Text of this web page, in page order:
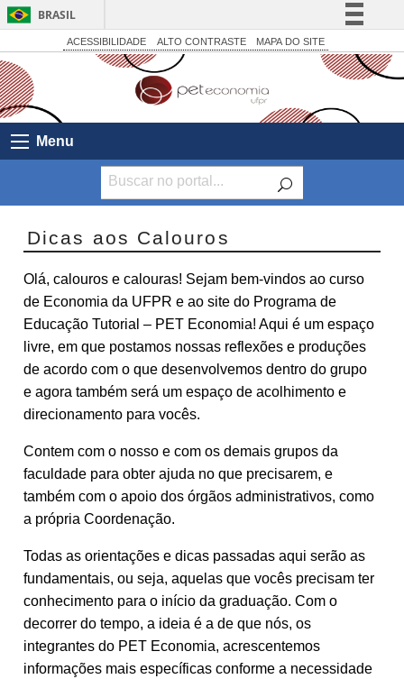
BRASIL
Simplifique!
Participe
Acesso à informação
Canais
ACESSIBILIDADE ALTO CONTRASTE MAPA DO SITE
Menu
Dicas aos Calouros
Olá, calouros e calouras! Sejam bem-vindos ao curso
de Economia da UFPR e ao site do Programa de
Educação Tutorial – PET Economia! Aqui é um espaço
livre, em que postamos nossas reflexões e produções
de acordo com o que desenvolvemos dentro do grupo
e agora também será um espaço de acolhimento e
direcionamento para vocês.
Contem com o nosso e com os demais grupos da
faculdade para obter ajuda no que precisarem, e
também com o apoio dos órgãos administrativos, como
a própria Coordenação.
Todas as orientações e dicas passadas aqui serão as
fundamentais, ou seja, aquelas que vocês precisam ter
conhecimento para o início da graduação. Com o
decorrer do tempo, a ideia é a de que nós, os
integrantes do PET Economia, acrescentemos
informações mais específicas conforme a necessidade